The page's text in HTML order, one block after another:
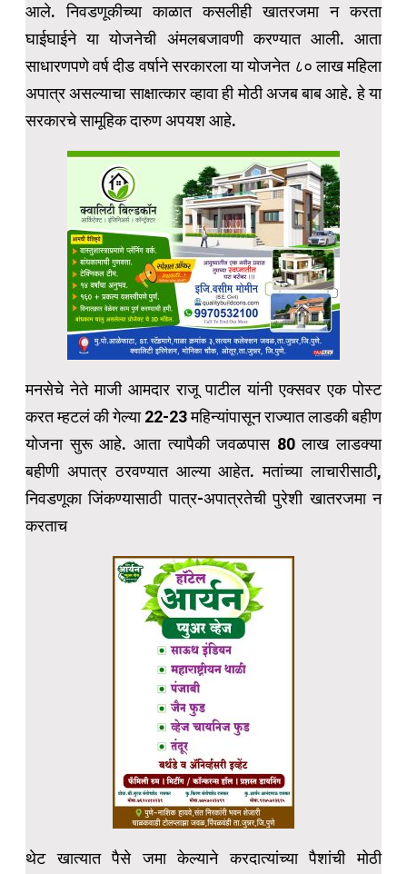
आले. निवडणूकीच्या काळात कसलीही खातरजमा न करता
घाईघाईने या योजनेची अंमलबजावणी करण्यात आली. आता
साधारणपणे वर्ष दीड वर्षाने सरकारला या योजनेत ८० लाख महिला
अपात्र असल्याचा साक्षात्कार व्हावा ही मोठी अजब बाब आहे. हे या
सरकारचे सामूहिक दारुण अपयश आहे.
मनसेचे नेते माजी आमदार राजू पाटील यांनी एक्सवर एक पोस्ट
करत म्हटलं की गेल्या 22-23 महिन्यांपासून राज्यात लाडकी बहीण
योजना सुरू आहे. आता त्यापैकी जवळपास 80 लाख लाडक्या
बहीणी अपात्र ठरवण्यात आल्या आहेत. मतांच्या लाचारीसाठी,
निवडणूका जिंकण्यासाठी पात्र-अपात्रतेची पुरेशी खातरजमा न
करताच
थेट खात्यात पैसे जमा केल्याने करदात्यांच्या पैशांची मोठी